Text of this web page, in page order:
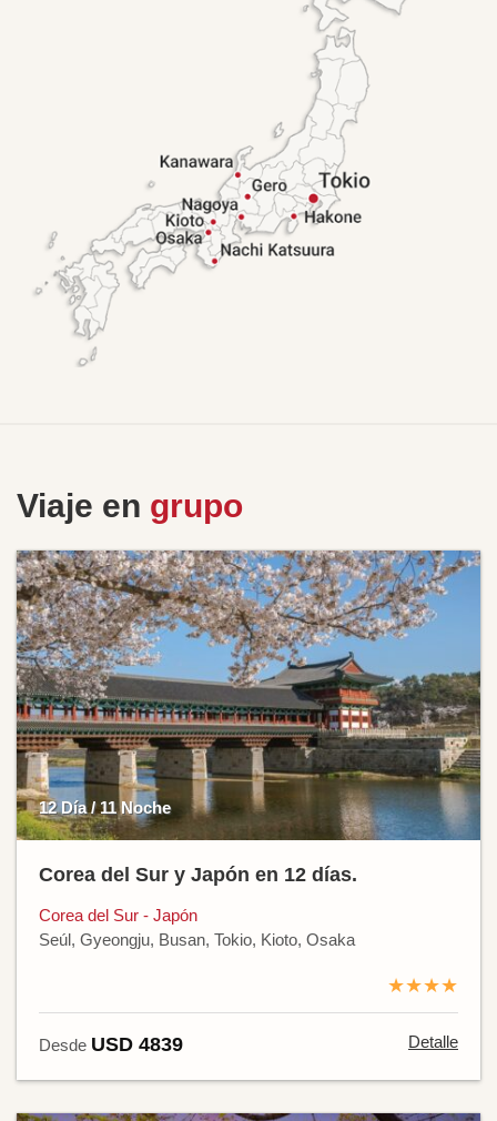
Viaje en grupo
12 Día / 11 Noche
Corea del Sur y Japón en 12 días.
Corea del Sur - Japón
Seúl, Gyeongju, Busan, Tokio, Kioto, Osaka
★★★★
Desde USD 4839 Detalle